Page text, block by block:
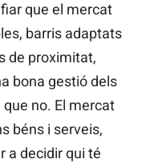
que el mercat
barris adaptats
de proximitat,
bona gestió dels
que no. El mercat
béns i serveis,
a decidir qui té